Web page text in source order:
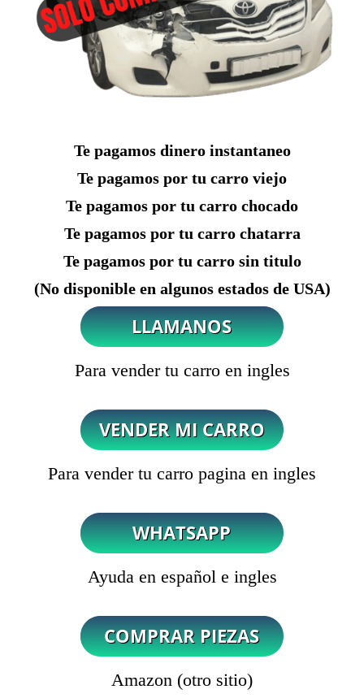
Te pagamos dinero instantaneo
Te pagamos por tu carro viejo
Te pagamos por tu carro chocado
Te pagamos por tu carro chatarra
Te pagamos por tu carro sin titulo
(No disponible en algunos estados de USA)
Para vender tu carro en ingles
Para vender tu carro pagina en ingles
Ayuda en español e ingles
Amazon (otro sitio)